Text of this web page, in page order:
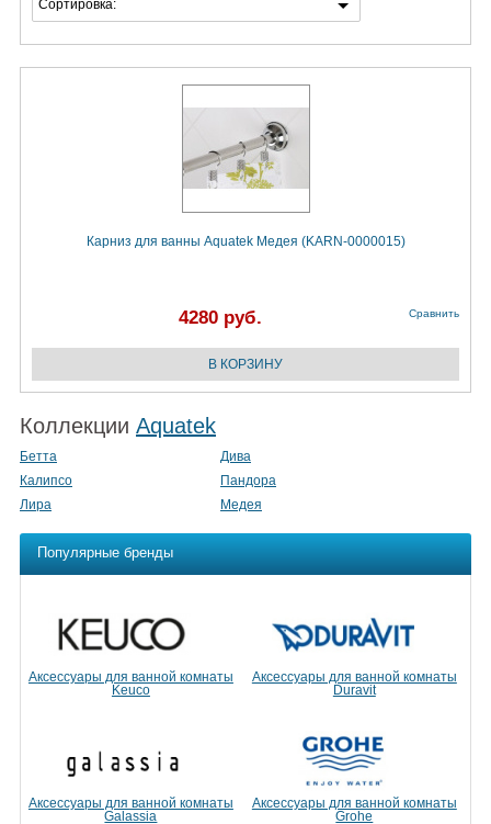
Сортировка:
Карниз для ванны Aquatek Медея (KARN-0000015)
4280 руб. Сравнить
Коллекции Aquatek
Бетта
Дива
Калипсо
Пандора
Лира
Медея
Популярные бренды
Аксессуары для ванной комнаты
Keuco
Аксессуары для ванной комнаты
Duravit
Аксессуары для ванной комнаты
Galassia
Аксессуары для ванной комнаты
Grohe